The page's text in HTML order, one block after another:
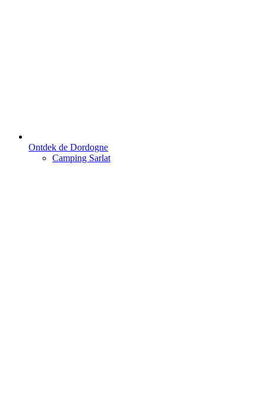
Ontdek de Dordogne
Camping Sarlat